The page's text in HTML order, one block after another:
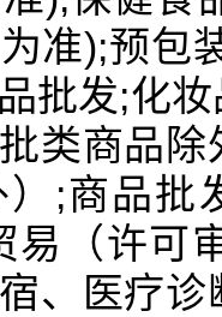
准);预包
批发;化
类商品
;商品批
易（许可
宿、医疗